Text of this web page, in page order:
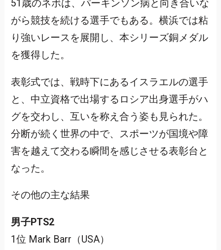
51歳のネボは、パーキンソン病と向き合いな
がら競技を続ける選手でもある。横浜では粘
り強いレースを展開し、本シリーズ銅メダル
を獲得した。
表彰式では、戦時下にあるイスラエルの選手
と、中立資格で出場するロシア出身選手がハ
グを交わし、互いを称え合う姿も見られた。
分断が続く世界の中で、スポーツが国境や障
害を越えて交わる瞬間を感じさせる表彰台と
なった。
その他の主な結果
男子PTS2
1位 Mark Barr（USA）